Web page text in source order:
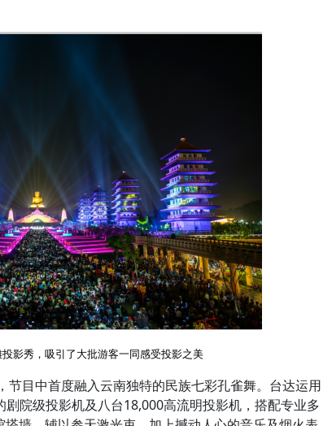
影秀，吸引了大批游客一同感受投影之美
目中首度融入云南独特的民族七彩孔雀舞。台达运用
院级投影机及八台18,000高流明投影机，搭配专业多